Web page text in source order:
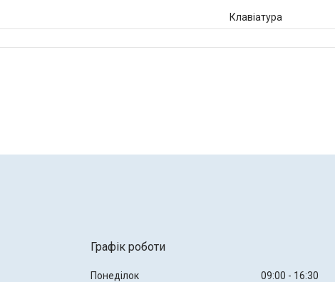
Клавіатура
Графік роботи
Понеділок 09:00
16:30